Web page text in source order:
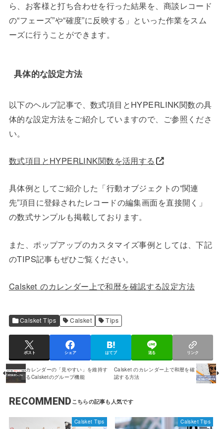
ら、お客様と打ち合わせを行った結果を、商談レコード
の“フェーズ”や“確度”に反映する」といった作業をスム
ーズに行うことができます。
具体的な設定方法
以下のヘルプ記事で、数式項目とHYPERLINK関数の具
体的な設定方法をご紹介していますので、ご参照くださ
い。
数式項目とHYPERLINK関数を活用する
具体例としてご紹介した「行動オブジェクトの“関連
先”項目に登録されたレコードの編集画面を直接開く」
の数式サンプルも掲載しております。
また、ポップアップのカスタマイズ事例としては、下記
のTIPS記事もぜひご覧ください。
Calsket のカレンダー上で和暦を確認する設定方法
Calsket Tips Calsket Tips
ポスト シェア はてブ 送る リンク
カレンダーの「見やすい」を維持す
るCalsketのグループ機能
Calsket のカレンダー上で和暦を確
認する方法
RECOMMEND
Calsket Tips Calsket Tips